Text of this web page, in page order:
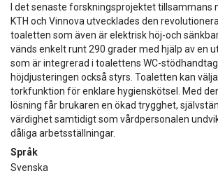
I det senaste forskningsprojektet tillsammans
KTH och Vinnova utvecklades den
toaletten som även är elektrisk höj-och
vänds enkelt runt 290 grader med hjälp av en
som är integrerad i toalettens WC-
höjdjusteringen också styrs. Toaletten kan
torkfunktion för enklare hygienskötsel. Med
lösning får brukaren en ökad trygghet,
värdighet samtidigt som vårdpersonalen
dåliga arbetsställningar.
Språk
Svenska